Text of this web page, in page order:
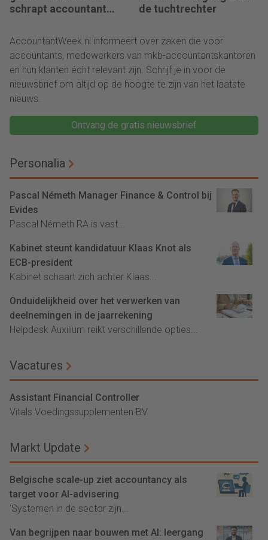
schrapt accountant
de tuchtrechter
AccountantWeek.nl informeert over zaken die voor
accountants, medewerkers van mkb-accountantskantoren
en hun klanten écht relevant zijn. Schrijf je in voor de
nieuwsbrief om altijd op de hoogte te zijn van het laatste
nieuws.
Ontvang de gratis nieuwsbrief
Personalia
Pascal Németh Manager Finance & Control bij
Evides
Pascal Németh RA is vast...
Kabinet steunt kandidatuur Klaas Knot als
ECB-president
Kabinet schaart zich achter Klaas...
Onduidelijkheid over het verwerken van
deelnemingen in de jaarrekening
Helpdesk Auxilium reikt verschillende opties...
Vacatures
Assistant Financial Controller
Vitals Voedingssupplementen BV
Markt Update
Belgische scale-up ziet accountancy als
target voor AI-advisering
'Systemen in de sector zijn...
Van begrijpen naar bouwen met AI: leergang